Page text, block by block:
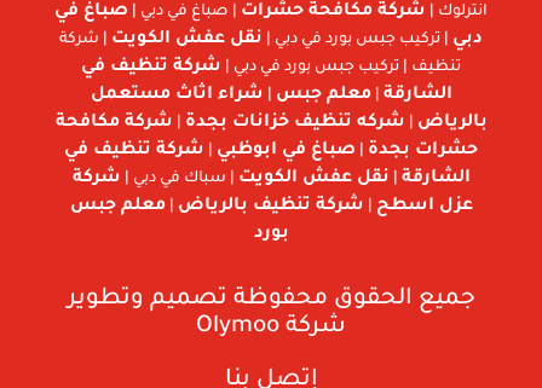
انترلوك |
شركة مكافحة حشرات | صباغ في دبي | صباغ في
دبي | تركيب جبس بورد في دبي | نقل عفش الكويت | شركة
تنظيف | تركيب جبس بورد في دبي |
شركة تنظيف في
الشارقة |معلم جبس
شراء اثاث مستعمل
بالرياض
شركه تنظيف خزانات بجدة
شركة مكافحة
حشرات بجدة
صباغ في ابوظبي
شركة تنظيف في
الشارقة
نقل عفش الكويت | سباك في دبي |
شركة
عزل اسطح
شركة تنظيف بالرياض |معلم جبس
بورد
جميع الحقوق محفوظة تصميم وتطوير
شركة Olymoo
إتصل بنا